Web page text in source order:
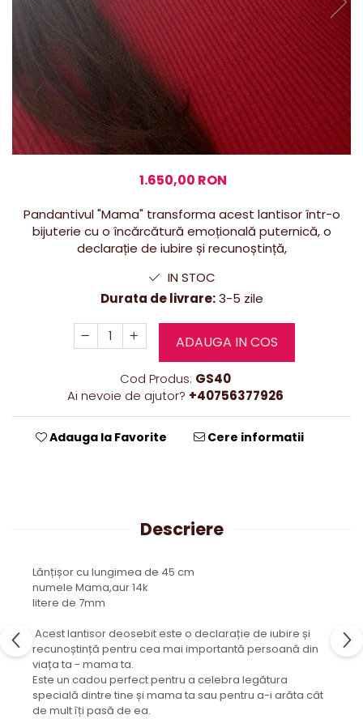
1.650,00 RON
Pandantivul "Mama" transforma acest lantisor într-o
bijuterie cu o încărcătură emoțională puternică, o
declarație de iubire și recunoștință,
IN STOC
Durata de livrare:3-5 zile
ADAUGA IN COS
Cod Produs: GS40
Ai nevoie de ajutor? +40756377926
Adauga la Favorite Cere informatii
Descriere
Lănțișor cu lungimea de 45 cm
numele Mama,aur 14k
litere de 7mm
Acest lantisor deosebit este o declarație de iubire și
recunoștință pentru cea mai importantă persoană din
viața ta - mama ta.
Este un cadou perfect pentru a celebra legătura
specială dintre tine și mama ta sau pentru a-i arăta cât
de mult îți pasă de ea.